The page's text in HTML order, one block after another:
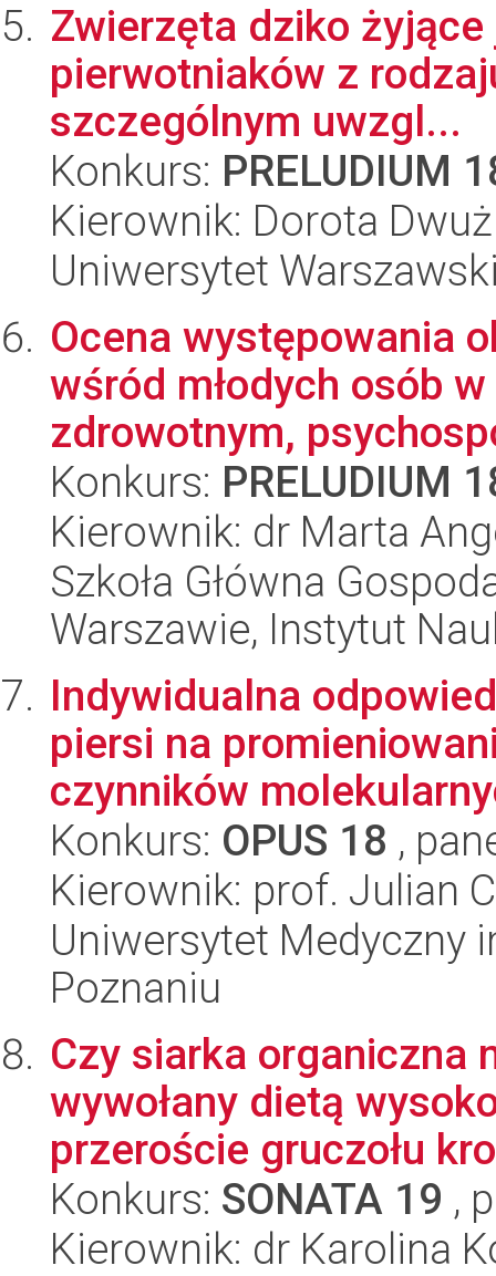
Zwierzęta dziko
pierwotniaków z
szczególnym uwzgl...
Konkurs: PRELUDIUM
Kierownik: Dorota
Uniwersytet
Ocena występowania
wśród młodych osób
zdrowotnym,
Konkurs: PRELUDIUM
Kierownik: dr Marta
Szkoła Główna
Warszawie, Instytut
Indywidualna
piersi na
czynników
Konkurs: OPUS 18 ,
Kierownik: prof. Julian
Uniwersytet Medyczny
Poznaniu
Czy siarka organiczna
wywołany dietą
przeroście gruczołu
Konkurs: SONATA 19 ,
Kierownik: dr Karolina